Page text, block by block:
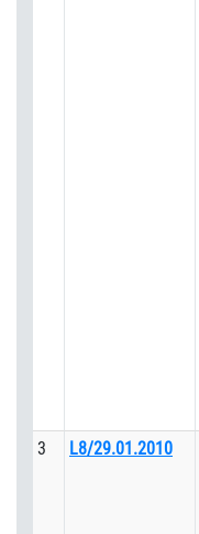
3 L8/29.01.2010